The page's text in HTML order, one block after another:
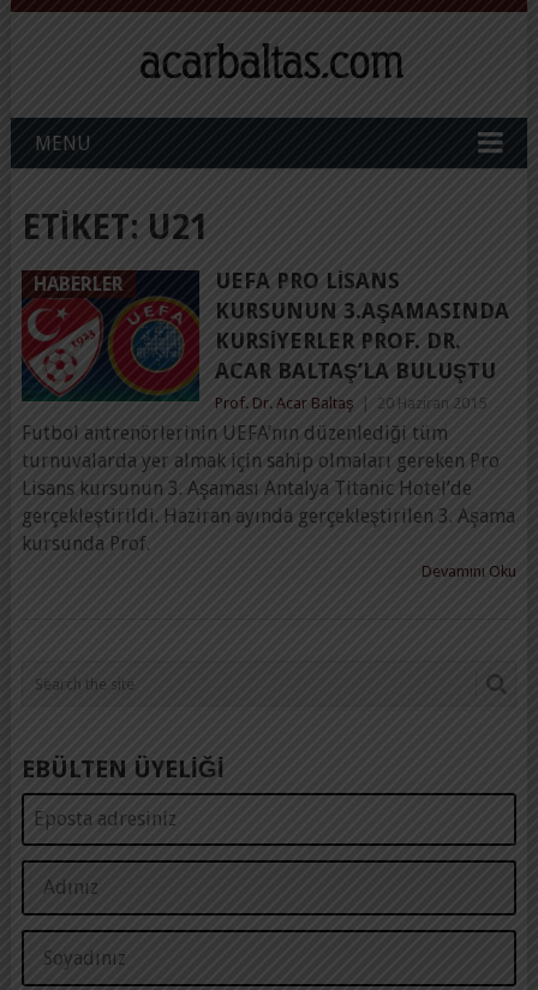
MENU
ETIKET: U21
HABERLER
UEFA PRO LISANS
KURSUNUN 3.AŞAMASINDA
KURSIYERLER PROF. DR.
ACAR BALTAŞ’LA BULUŞTU
Prof. Dr. Acar Baltaş 20 Haziran 2015
Futbol antrenörlerinin UEFA’nın düzenlediği tüm
turnuvalarda yer almak için sahip olmaları gereken Pro
Lisans kursunun 3. Aşaması Antalya Titanic Hotel’de
gerçekleştirildi. Haziran ayında gerçekleştirilen 3. Aşama
kursunda Prof.
Devamını Oku
EBÜLTEN ÜYELİĞİ